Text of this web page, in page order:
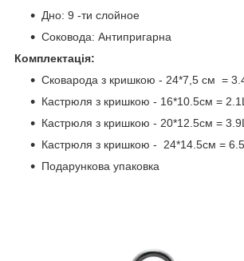
Дно: 9 -ти слойное
Соковода: Антипригарна
Комплектація:
Сковарода з кришкою - 24*7,5 см =
Кастрюля з кришкою - 16*10.5см =
Кастрюля з кришкою - 20*12.5см =
Кастрюля з кришкою - 24*14.5см =
Подарункова упаковка